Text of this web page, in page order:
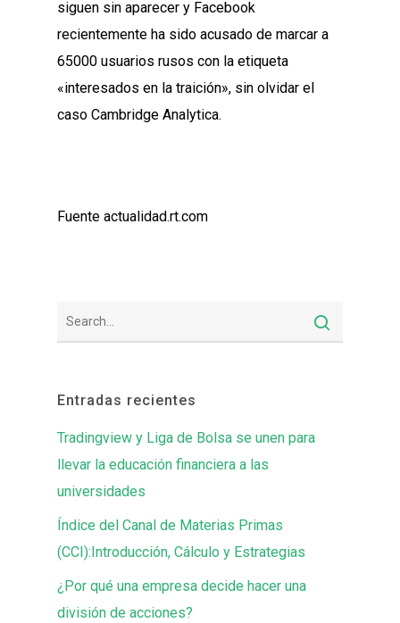
siguen sin aparecer y Facebook
recientemente ha sido acusado de marcar a
65000 usuarios rusos con la etiqueta
«interesados en la traición», sin olvidar el
caso Cambridge Analytica.
Fuente actualidad.rt.com
Entradas recientes
Tradingview y Liga de Bolsa se unen para
llevar la educación financiera a las
universidades
Índice del Canal de Materias Primas
(CCI):Introducción, Cálculo y Estrategias
¿Por qué una empresa decide hacer una
división de acciones?